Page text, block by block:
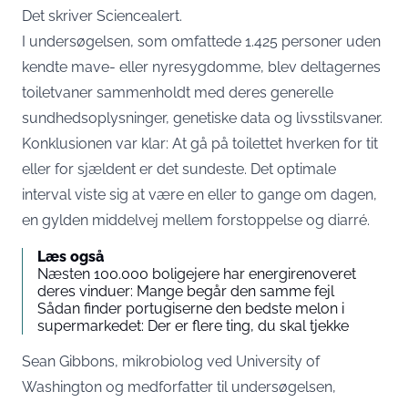
Det skriver Sciencealert.
I undersøgelsen, som omfattede 1.425 personer uden
kendte mave- eller nyresygdomme, blev deltagernes
toiletvaner sammenholdt med deres generelle
sundhedsoplysninger, genetiske data og livsstilsvaner.
Konklusionen var klar: At gå på toilettet hverken for tit
eller for sjældent er det sundeste. Det optimale
interval viste sig at være en eller to gange om dagen,
en gylden middelvej mellem forstoppelse og diarré.
Læs også
Næsten 100.000 boligejere har energirenoveret
deres vinduer: Mange begår den samme fejl
Sådan finder portugiserne den bedste melon i
supermarkedet: Der er flere ting, du skal tjekke
Sean Gibbons, mikrobiolog ved University of
Washington og medforfatter til undersøgelsen,